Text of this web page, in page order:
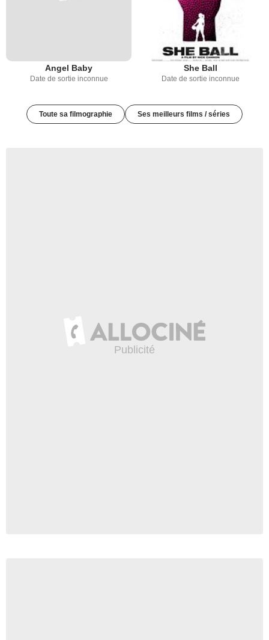
Angel Baby
Date de sortie inconnue
She Ball
Date de sortie inconnue
Toute sa filmographie Ses meilleurs films / séries